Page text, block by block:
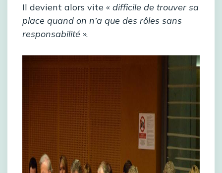
Il devient alors vite « difficile de trouver sa
place quand on n’a que des rôles sans
responsabilité ».